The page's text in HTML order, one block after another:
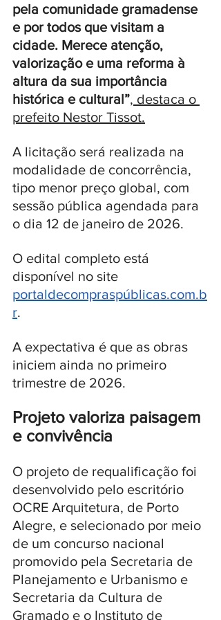
pela comunidade gramadense
e por todos que visitam a
cidade. Merece atenção,
valorização e uma reforma à
altura da sua importância
histórica e cultural”, destaca o
prefeito Nestor Tissot.
A licitação será realizada na
modalidade de concorrência,
tipo menor preço global, com
sessão pública agendada para
o dia 12 de janeiro de 2026.
O edital completo está
disponível no site
portaldecompraspúblicas.com.b
r.
A expectativa é que as obras
iniciem ainda no primeiro
trimestre de 2026.
Projeto valoriza paisagem
e convivência
O projeto de requalificação foi
desenvolvido pelo escritório
OCRE Arquitetura, de Porto
Alegre, e selecionado por meio
de um concurso nacional
promovido pela Secretaria de
Planejamento e Urbanismo e
Secretaria da Cultura de
Gramado e o Instituto de